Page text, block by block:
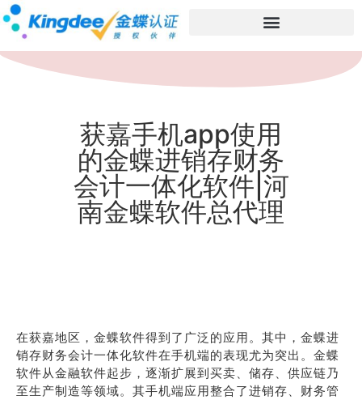
获嘉手机app使用
的金蝶进销存财务
会计一体化软件|河
南金蝶软件总代理
在获嘉地区，金蝶软件得到了广泛的应用。其中，金蝶进
销存财务会计一体化软件在手机端的表现尤为突出。金蝶
软件从金融软件起步，逐渐扩展到买卖、储存、供应链乃
至生产制造等领域。其手机端应用整合了进销存、财务管